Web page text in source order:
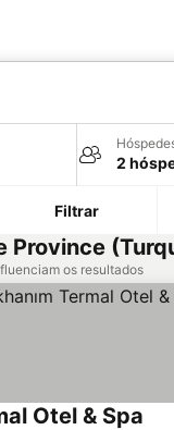
2
Filtrar
Province
os resultados
Otel & Spa